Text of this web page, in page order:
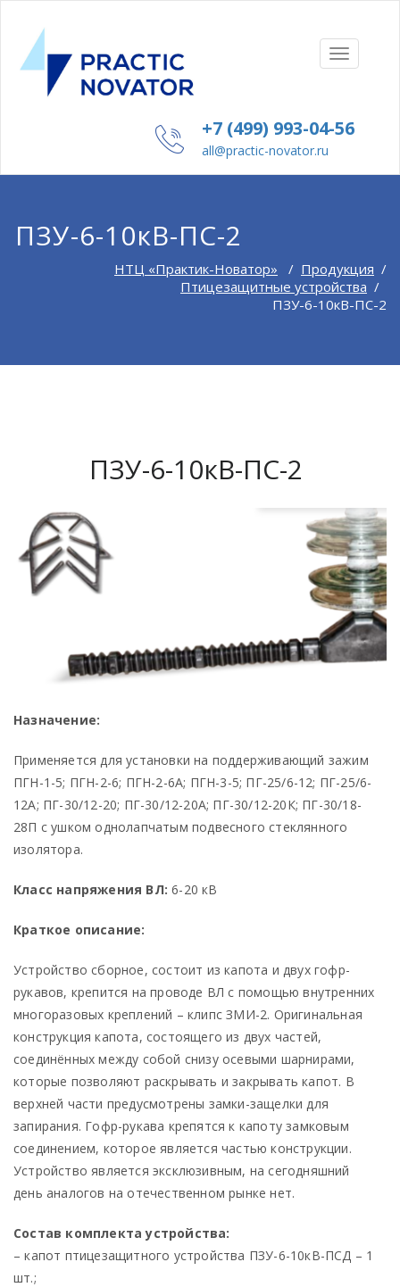
+7 (499) 993-04-56
all@practic-novator.ru
ПЗУ-6-10кВ-ПС-2
НТЦ «Практик-Новатор» / Продукция /
Птицезащитные устройства /
ПЗУ-6-10кВ-ПС-2
ПЗУ-6-10кВ-ПС-2
Назначение:
Применяется для установки на поддерживающий зажим
ПГН-1-5; ПГН-2-6; ПГН-2-6А; ПГН-3-5; ПГ-25/6-12; ПГ-25/6-
12А; ПГ-30/12-20; ПГ-30/12-20А; ПГ-30/12-20К; ПГ-30/18-
28П с ушком однолапчатым подвесного стеклянного
изолятора.
Класс напряжения ВЛ: 6-20 кВ
Краткое описание:
Устройство сборное, состоит из капота и двух гофр-
рукавов, крепится на проводе ВЛ с помощью внутренних
многоразовых креплений – клипс ЗМИ-2. Оригинальная
конструкция капота, состоящего из двух частей,
соединённых между собой снизу осевыми шарнирами,
которые позволяют раскрывать и закрывать капот. В
верхней части предусмотрены замки-защелки для
запирания. Гофр-рукава крепятся к капоту замковым
соединением, которое является частью конструкции.
Устройство является эксклюзивным, на сегодняшний
день аналогов на отечественном рынке нет.
Состав комплекта устройства:
– капот птицезащитного устройства ПЗУ-6-10кВ-ПСД – 1
шт.;